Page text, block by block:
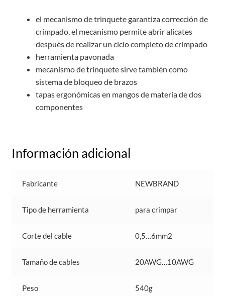
el mecanismo de trinquete garantiza corrección de
crimpado, el mecanismo permite abrir alicates
después de realizar un ciclo completo de crimpado
herramienta pavonada
mecanismo de trinquete sirve también como
sistema de bloqueo de brazos
tapas ergonómicas en mangos de materia de dos
componentes
Información adicional
Fabricante NEWBRAND
Tipo de herramienta para crimpar
Corte del cable 0,5…6mm2
Tamaño de cables 20AWG…10AWG
Peso 540g